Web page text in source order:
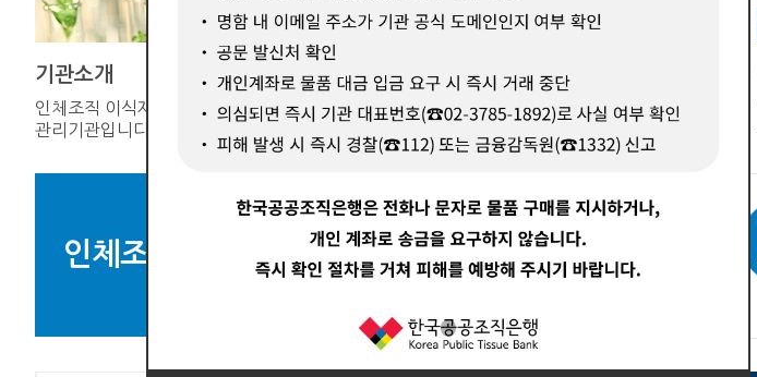
기관소개
인체조직 이식재의 공적
관리기관입니다.
기증연계
한국장기조직기증원에서 구득한
인체조직을 전달받습니다
인체조직 이식재